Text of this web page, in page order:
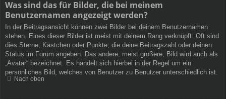
Was sind das für Bilder, die bei meinem
Benutzernamen angezeigt werden?
In der Beitragsansicht können zwei Bilder bei deinem Benutzernamen
stehen. Eines dieser Bilder ist meist mit deinem Rang verknüpft: Oft sind
dies Sterne, Kästchen oder Punkte, die deine Beitragszahl oder deinen
Status im Forum angeben. Das andere, meist größere, Bild wird auch als
„Avatar“ bezeichnet. Es handelt sich hierbei in der Regel um ein
persönliches Bild, welches von Benutzer zu Benutzer unterschiedlich ist.
Nach oben